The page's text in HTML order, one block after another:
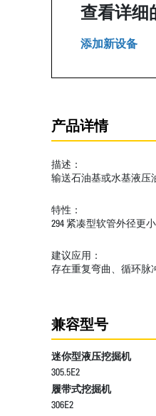
查看详细
添加新设备
产品详情
描述：
输送石油基或水基液压
特性：
294 紧凑型软管外径更
建议应用：
存在重复弯曲、循环脉
兼容型号
迷你型液压挖掘机
305.5E2
履带式挖掘机
306E2